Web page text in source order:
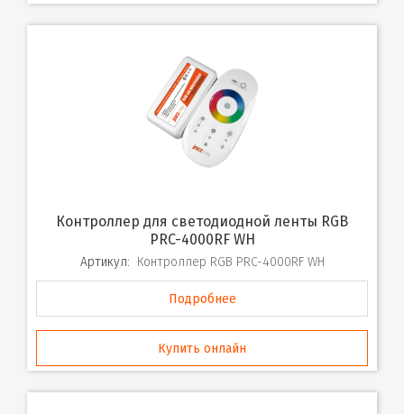
Контроллер для светодиодной ленты RGB
PRC-4000RF WH
Артикул: Контроллер RGB PRC-4000RF WH
Подробнее
Купить онлайн